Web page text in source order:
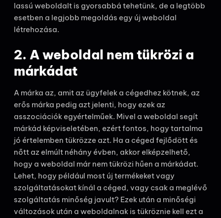
lassú weboldalt is gyorsabbá tehetünk, de a legtöbb
esetben a legjobb megoldás egy új weboldal
létrehozása.
2. A weboldal nem tükrözi a
márkádat
A márka az, amit az ügyfelek a cégedhez kötnek, az
erős márka pedig azt jelenti, hogy ezek az
asszociációk egyértelműek. Mivel a weboldal segít
márkád képviseletében, ezért fontos, hogy tartalma
jó értelemben tükrözze azt. Ha a céged fejlődött és
nőtt az elmúlt néhány évben, akkor elképzelhető,
hogy a weboldal már nem tükrözi hűen a márkádat.
Lehet, hogy például most új termékeket vagy
szolgáltatásokat kínál a céged, vagy csak a meglévő
szolgáltatás minőség javult? Ezek után a minőségi
változások után a weboldalnak is tükröznie kell ezt a